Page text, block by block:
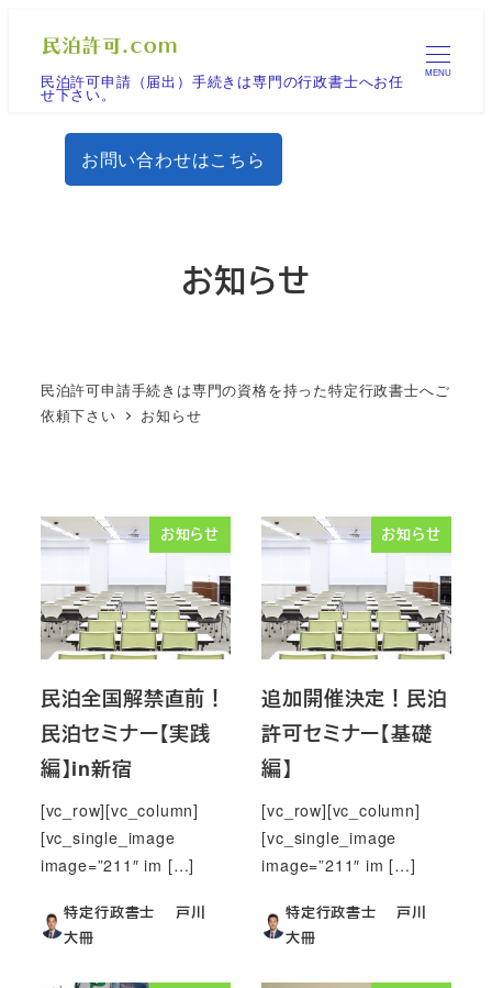
民泊許可申請（届出）手続きは専門の行政書士へお任
せ下さい。
MENU
お問い合わせはこちら
お知らせ
民泊許可申請手続きは専門の資格を持った特定行政書士へご
依頼下さい
お知らせ
お知らせ
民泊全国解禁直前！
民泊セミナー【実践
編】in新宿
[vc_row][vc_column]
[vc_single_image
image=”211″ im […]
特定行政書士 戸川
大冊
お知らせ
追加開催決定！民泊
許可セミナー【基礎
編】
[vc_row][vc_column]
[vc_single_image
image=”211″ im […]
特定行政書士 戸川
大冊